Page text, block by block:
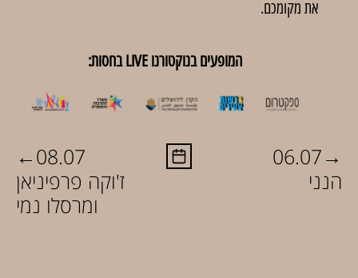
את מקומכם.
המופעים בנוקטורנו LIVE בחסות:
←08.07
ז'וקה פרפיניאן
ומרסלו נמי
06.07→
הנני